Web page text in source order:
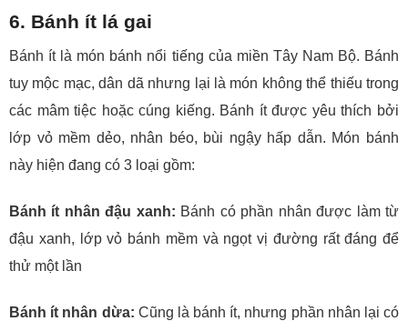
6. Bánh ít lá gai
Bánh ít là món bánh nổi tiếng của miền Tây Nam Bộ. Bánh
tuy mộc mạc, dân dã nhưng lại là món không thể thiếu trong
các mâm tiệc hoặc cúng kiếng. Bánh ít được yêu thích bởi
lớp vỏ mềm dẻo, nhân béo, bùi ngậy hấp dẫn. Món bánh
này hiện đang có 3 loại gồm:
Bánh ít nhân đậu xanh: Bánh có phần nhân được làm từ
đậu xanh, lớp vỏ bánh mềm và ngọt vị đường rất đáng để
thử một lần
Bánh ít nhân dừa: Cũng là bánh ít, nhưng phần nhân lại có